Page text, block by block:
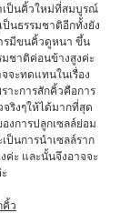
เป็นคิ้วใหม่ที่สมบูรณ์
นธรรมชาติอีกทั้งยัง
รมีขนคิ้วดูหนา ขึ้น
มชาติค่อนข้างสูงค่ะ
จจะทดแทนในเรื่อง
าะการสักคิ้วคือการ
จริงๆให้ได้มากที่สุด
งการปลูกเซลล์ย่อม
ป็นการนำเซลล์ราก
ค่ะ และนั้นจึงอาจจะ
คิ้ว